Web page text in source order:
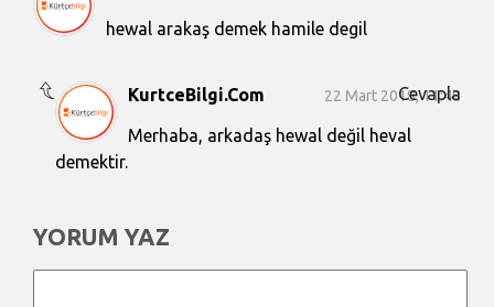
hewal arakaş demek hamile degil
KurtceBilgi.Com 22 Mart 2018, 11:48
Merhaba, arkadaş hewal değil heval
demektir.
Cevapla
YORUM YAZ